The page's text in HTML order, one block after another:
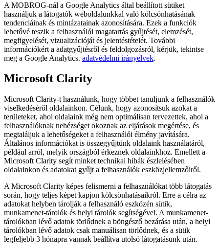
A MOBROG-nál a Google Analytics által beállított sütiket
használjuk a látogatók weboldalunkkal való kölcsönhatásának
tendenciáinak és mintázatainak azonosítására. Ezek a funkciók
lehetővé teszik a felhasználói magatartás gyűjtését, elemzését,
megfigyelését, vizualizációját és jelentéstételét. További
információkért a adatgyűjtésről és feldolgozásról, kérjük, tekintse
meg a Google Analytics. adatvédelmi irányelvek.
Microsoft Clarity
Microsoft Clarity-t használunk, hogy többet tanuljunk a felhasználók
viselkedéséről oldalainkon. Célunk, hogy azonosítsuk azokat a
területeket, ahol oldalaink még nem optimálisan tervezettek, ahol a
felhasználóknak nehézséget okoznak az eljárások megértése, és
megtaláljuk a lehetőségeket a felhasználói élmény javítására.
Általános információkat is összegyűjtünk oldalaink használatáról,
például arról, melyik országból érkeznek oldalainkhoz. Emellett a
Microsoft Clarity segít minket technikai hibák észlelésében
oldalainkon és adatokat gyűjt a felhasználók eszközjellemzőiről.
A Microsoft Clarity képes felismerni a felhasználókat több látogatás
során, hogy teljes képet kapjon kölcsönhatásaikról. Erre a célra az
adatokat helyben tárolják a felhasználó eszközén sütik,
munkamenet-tárolók és helyi tárolók segítségével. A munkamenet-
tárolókban lévő adatok törlődnek a böngésző bezárása után, a helyi
tárolókban lévő adatok csak manuálisan törlődnek, és a sütik
legfeljebb 3 hónapra vannak beállítva utolsó látogatásunk után.